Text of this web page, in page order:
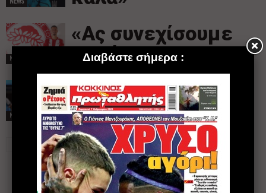
NEWS
«Ας συνεχίσουμε
παρέα…»
NEWS
Ντεμπούτο για
Μπιέλ στο MLS